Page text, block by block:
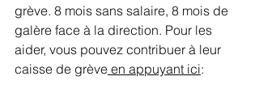
grève. 8 mois sans salaire, 8 mois de
galère face à la direction. Pour les
aider, vous pouvez contribuer à leur
caisse de grève en appuyant ici: